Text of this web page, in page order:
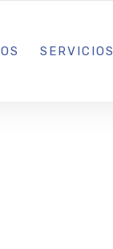
· BARCELONA
SERVICIOS